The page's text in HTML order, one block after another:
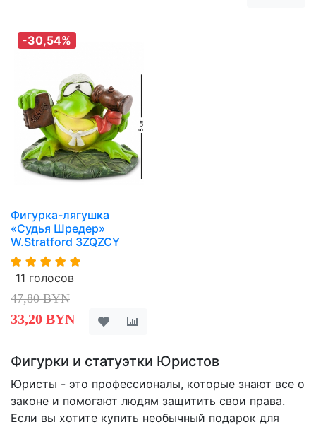
-30,54%
Фигурка-лягушка
«Судья Шредер»
W.Stratford 3ZQZCY
11 голосов
47,80 BYN
33,20 BYN
Фигурки и статуэтки Юристов
Юристы - это профессионалы, которые знают все о
законе и помогают людям защитить свои права.
Если вы хотите купить необычный подарок для